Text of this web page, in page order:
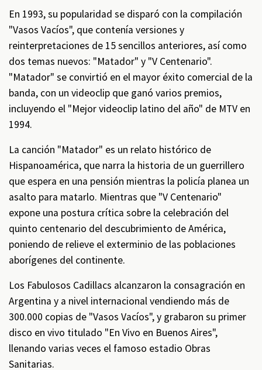
En 1993, su popularidad se disparó con la compilación
"Vasos Vacíos", que contenía versiones y
reinterpretaciones de 15 sencillos anteriores, así como
dos temas nuevos: "Matador" y "V Centenario".
"Matador" se convirtió en el mayor éxito comercial de la
banda, con un videoclip que ganó varios premios,
incluyendo el "Mejor videoclip latino del año" de MTV en
1994.
La canción "Matador" es un relato histórico de
Hispanoamérica, que narra la historia de un guerrillero
que espera en una pensión mientras la policía planea un
asalto para matarlo. Mientras que "V Centenario"
expone una postura crítica sobre la celebración del
quinto centenario del descubrimiento de América,
poniendo de relieve el exterminio de las poblaciones
aborígenes del continente.
Los Fabulosos Cadillacs alcanzaron la consagración en
Argentina y a nivel internacional vendiendo más de
300.000 copias de "Vasos Vacíos", y grabaron su primer
disco en vivo titulado "En Vivo en Buenos Aires",
llenando varias veces el famoso estadio Obras
Sanitarias.